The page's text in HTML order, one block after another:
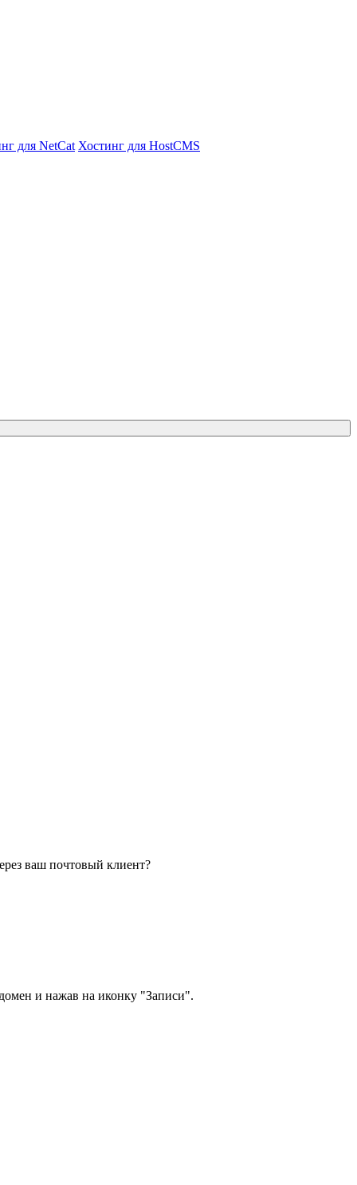
для NetCat Хостинг для HostCMS
ваш почтовый клиент?
и нажав на иконку "Записи".